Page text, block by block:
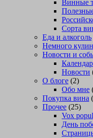
Винные
Сорта
Еда и алкоголь
Немного
Новости и
Новости
О блоге (2)
Обо мне
Покупка вина
Прочее (25)
Vox
День